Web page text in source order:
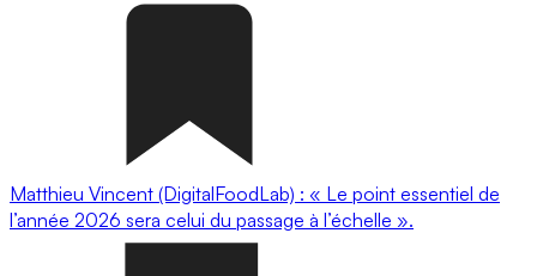
Matthieu Vincent (DigitalFoodLab) : « Le point essentiel de
l’année 2026 sera celui du passage à l’échelle ».